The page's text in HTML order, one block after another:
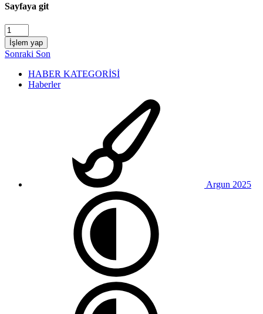
Sayfaya git
İşlem yap
Sonraki Son
HABER KATEGORİSİ
Haberler
Argun 2025